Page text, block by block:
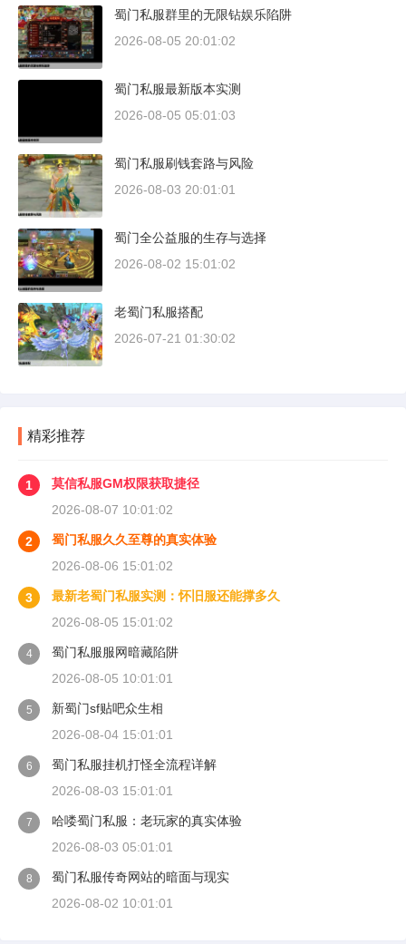
蜀门私服群里的无限钻娱乐陷阱
2026-08-05 20:01:02
蜀门私服最新版本实测
2026-08-05 05:01:03
蜀门私服刷钱套路与风险
2026-08-03 20:01:01
蜀门全公益服的生存与选择
2026-08-02 15:01:02
老蜀门私服搭配
2026-07-21 01:30:02
精彩推荐
1
莫信私服GM权限获取捷径
2026-08-07 10:01:02
2
蜀门私服久久至尊的真实体验
2026-08-06 15:01:02
3
最新老蜀门私服实测：怀旧服还能撑多久
2026-08-05 15:01:02
4
蜀门私服服网暗藏陷阱
2026-08-05 10:01:01
5
新蜀门sf贴吧众生相
2026-08-04 15:01:01
6
蜀门私服挂机打怪全流程详解
2026-08-03 15:01:01
7
哈喽蜀门私服：老玩家的真实体验
2026-08-03 05:01:01
8
蜀门私服传奇网站的暗面与现实
2026-08-02 10:01:01